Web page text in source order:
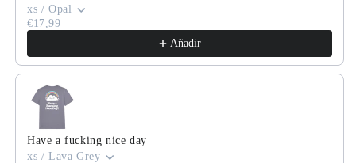
xs / Opal
€17,99
Añadir
Have a fucking nice day
xs / Lava Grey